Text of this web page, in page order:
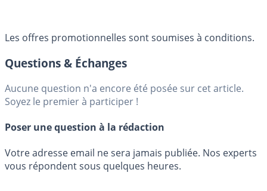
Les offres promotionnelles sont soumises à conditions.
Questions & Échanges
Aucune question n'a encore été posée sur cet article.
Soyez le premier à participer !
Poser une question à la rédaction
Votre adresse email ne sera jamais publiée. Nos experts
vous répondent sous quelques heures.